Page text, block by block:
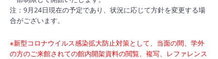
注：9月24日現在の予定であり、状況に応じて方針を変更する場
合がございます。
※新型コロナウイルス感染拡大防止対策として、当面の間、学外
の方のご来館されての館内開架資料の閲覧、複写、レファレンス